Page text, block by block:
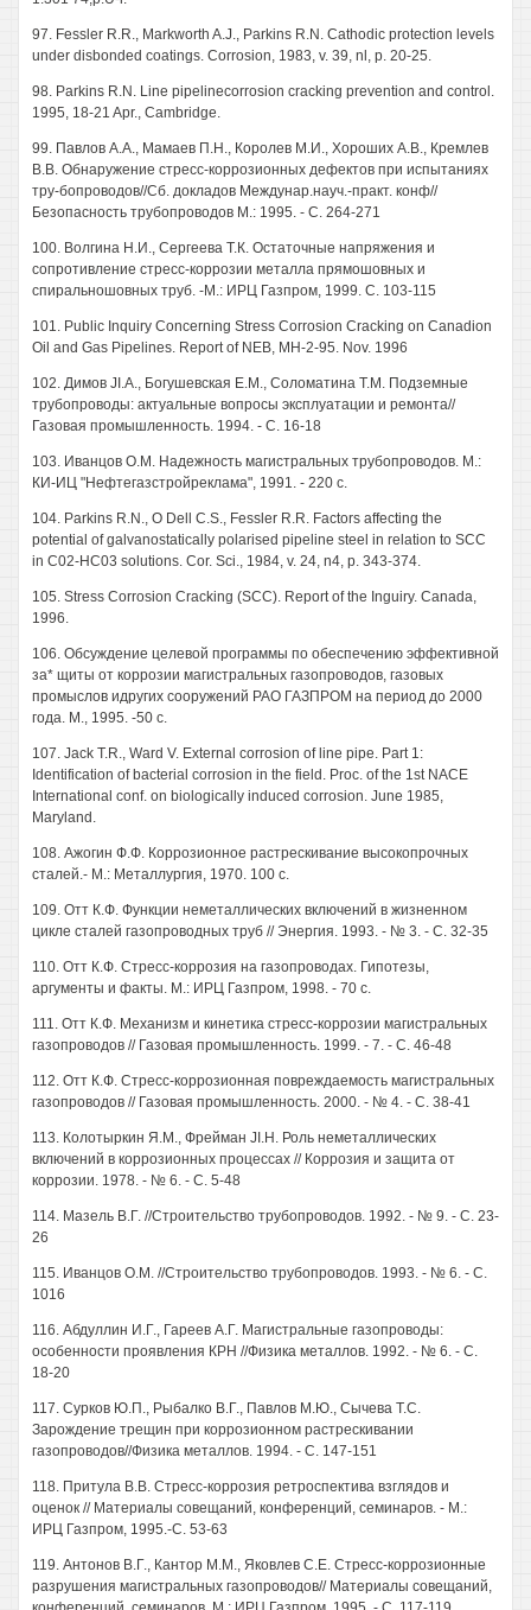
97. Fessler R.R., Markworth A.J., Parkins R.N. Cathodic protection levels
under disbonded coatings. Corrosion, 1983, v. 39, nl, p. 20-25.
98. Parkins R.N. Line pipelinecorrosion cracking prevention and control.
1995, 18-21 Apr., Cambridge.
99. Павлов A.A., Мамаев П.Н., Королев М.И., Хороших А.В., Кремлев
В.В. Обнаружение стресс-коррозионных дефектов при испытаниях
тру-бопроводов//Сб. докладов Междунар.науч.-практ. конф//
Безопасность трубопроводов М.: 1995. - С. 264-271
100. Волгина Н.И., Сергеева Т.К. Остаточные напряжения и
сопротивление стресс-коррозии металла прямошовных и
спиральношовных труб. -М.: ИРЦ Газпром, 1999. С. 103-115
101. Public Inquiry Concerning Stress Corrosion Cracking on Canadion
Oil and Gas Pipelines. Report of NEB, MH-2-95. Nov. 1996
102. Димов JI.А., Богушевская E.M., Соломатина T.M. Подземные
трубопроводы: актуальные вопросы эксплуатации и ремонта//
Газовая промышленность. 1994. - С. 16-18
103. Иванцов О.М. Надежность магистральных трубопроводов. М.:
КИ-ИЦ "Нефтегазстройреклама", 1991. - 220 с.
104. Parkins R.N., О Dell C.S., Fessler R.R. Factors affecting the
potential of galvanostatically polarised pipeline steel in relation to SCC
in C02-HC03 solutions. Cor. Sci., 1984, v. 24, n4, p. 343-374.
105. Stress Corrosion Cracking (SCC). Report of the Inguiry. Canada,
1996.
106. Обсуждение целевой программы по обеспечению эффективной
за* щиты от коррозии магистральных газопроводов, газовых
промыслов идругих сооружений РАО ГАЗПРОМ на период до 2000
года. М., 1995. -50 с.
107. Jack T.R., Ward V. External corrosion of line pipe. Part 1:
Identification of bacterial corrosion in the field. Proc. of the 1st NACE
International conf. on biologically induced corrosion. June 1985,
Maryland.
108. Ажогин Ф.Ф. Коррозионное растрескивание высокопрочных
сталей.- М.: Металлургия, 1970. 100 с.
109. Отт К.Ф. Функции неметаллических включений в жизненном
цикле сталей газопроводных труб // Энергия. 1993. - № 3. - С. 32-35
110. Отт К.Ф. Стресс-коррозия на газопроводах. Гипотезы,
аргументы и факты. М.: ИРЦ Газпром, 1998. - 70 с.
111. Отт К.Ф. Механизм и кинетика стресс-коррозии магистральных
газопроводов // Газовая промышленность. 1999. - 7. - С. 46-48
112. Отт К.Ф. Стресс-коррозионная повреждаемость магистральных
газопроводов // Газовая промышленность. 2000. - № 4. - С. 38-41
113. Колотыркин Я.М., Фрейман JI.H. Роль неметаллических
включений в коррозионных процессах // Коррозия и защита от
коррозии. 1978. - № 6. - С. 5-48
114. Мазель В.Г. //Строительство трубопроводов. 1992. - № 9. - С. 23-
26
115. Иванцов О.М. //Строительство трубопроводов. 1993. - № 6. - С.
1016
116. Абдуллин И.Г., Гареев А.Г. Магистральные газопроводы:
особенности проявления КРН //Физика металлов. 1992. - № 6. - С.
18-20
117. Сурков Ю.П., Рыбалко В.Г., Павлов М.Ю., Сычева Т.С.
Зарождение трещин при коррозионном растрескивании
газопроводов//Физика металлов. 1994. - С. 147-151
118. Притула В.В. Стресс-коррозия ретроспектива взглядов и
оценок // Материалы совещаний, конференций, семинаров. - М.:
ИРЦ Газпром, 1995.-С. 53-63
119. Антонов В.Г., Кантор М.М., Яковлев С.Е. Стресс-коррозионные
разрушения магистральных газопроводов// Материалы совещаний,